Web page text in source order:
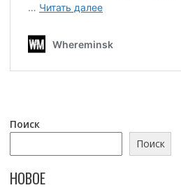
Поиск
Поиск
НОВОЕ